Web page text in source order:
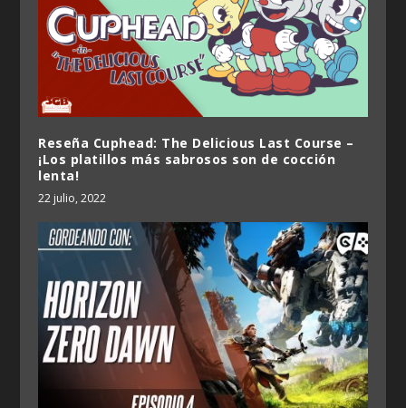
Reseña Cuphead: The Delicious Last Course –
¡Los platillos más sabrosos son de cocción
lenta!
22 julio, 2022